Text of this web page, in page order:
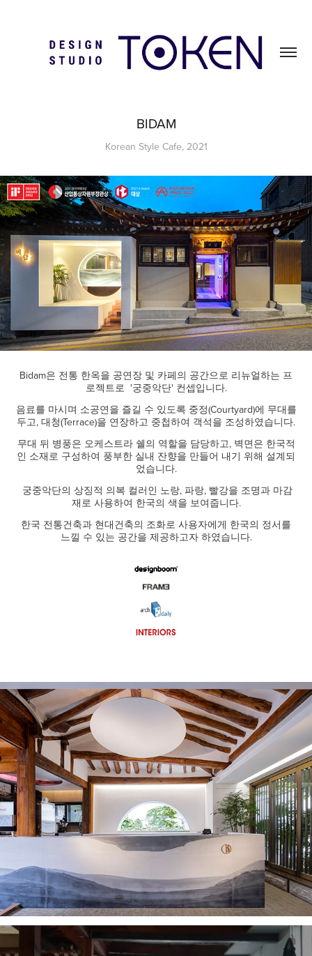
BIDAM
Korean Style Cafe, 2021
Bidam은 전통 한옥을 공연장 및 카페의 공간으로 리뉴얼하는 프
로젝트로 '궁중악단' 컨셉입니다.
음료를 마시며 소공연을 즐길 수 있도록 중정(Courtyard)에 무대를
두고, 대청(Terrace)을 연장하고 중첩하여 객석을 조성하였습니다.
무대 뒤 병풍은 오케스트라 쉘의 역할을 담당하고, 벽면은 한국적
인 소재로 구성하여 풍부한 실내 잔향을 만들어 내기 위해 설계되
었습니다.
궁중악단의 상징적 의복 컬러인 노랑, 파랑, 빨강을 조명과 마감
재로 사용하여 한국의 색을 보여줍니다.
한국 전통건축과 현대건축의 조화로 사용자에게 한국의 정서를
느낄 수 있는 공간을 제공하고자 하였습니다.